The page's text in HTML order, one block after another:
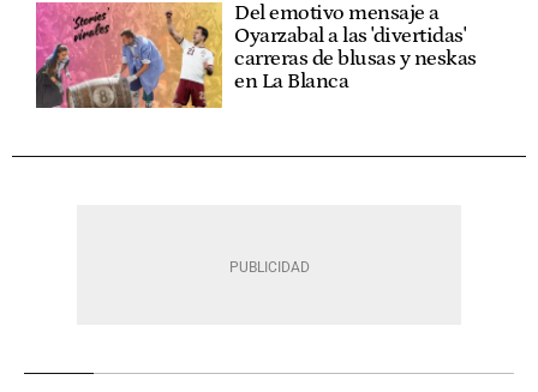
Del emotivo mensaje a
Oyarzabal a las 'divertidas'
carreras de blusas y neskas
en La Blanca